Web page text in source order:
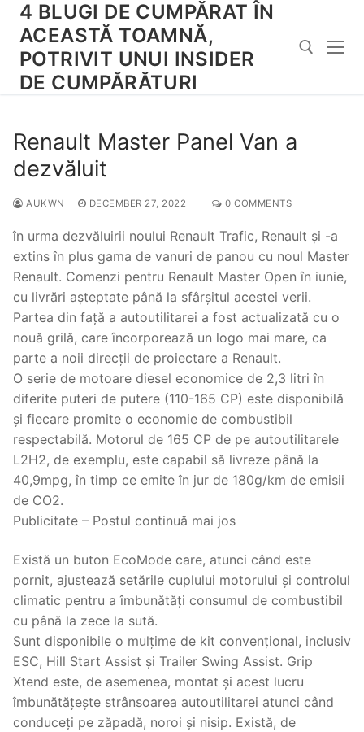
Skip
content
4 BLUGI DE CUMPĂRAT ÎN
ACEASTĂ TOAMNĂ,
POTRIVIT UNUI INSIDER
DE CUMPĂRĂTURI
Renault Master Panel Van a
dezvăluit
AUKWN DECEMBER 27, 2022 0 COMMENTS
în urma dezvăluirii noului Renault Trafic, Renault și -a
extins în plus gama de vanuri de panou cu noul Master
Renault. Comenzi pentru Renault Master Open în iunie,
cu livrări așteptate până la sfârșitul acestei verii.
Partea din față a autoutilitarei a fost actualizată cu o
nouă grilă, care încorporează un logo mai mare, ca
parte a noii direcții de proiectare a Renault.
O serie de motoare diesel economice de 2,3 litri în
diferite puteri de putere (110-165 CP) este disponibilă
și fiecare promite o economie de combustibil
respectabilă. Motorul de 165 CP de pe autoutilitarele
L2H2, de exemplu, este capabil să livreze până la
40,9mpg, în timp ce emite în jur de 180g/km de emisii
de CO2.
Publicitate – Postul continuă mai jos
Există un buton EcoMode care, atunci când este
pornit, ajustează setările cuplului motorului și controlul
climatic pentru a îmbunătăți consumul de combustibil
cu până la zece la sută.
Sunt disponibile o mulțime de kit convențional, inclusiv
ESC, Hill Start Assist și Trailer Swing Assist. Grip
Xtend este, de asemenea, montat și acest lucru
îmbunătățește strânsoarea autoutilitarei atunci când
conduceți pe zăpadă, noroi și nisip. Există, de